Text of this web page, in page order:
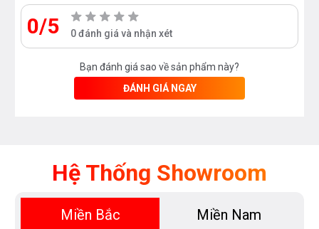
Thông số kỹ thuật:
Công suất vùng nấu ở giữa: 1,4kW/ 2,1kW (Booster)
Tổng công suất: 6kW
0/5 0 đánh giá và nhận xét
Bạn đánh giá sao về sản phẩm này?
ĐÁNH GIÁ NGAY
Hệ Thống Showroom
Miền Bắc Miền Nam